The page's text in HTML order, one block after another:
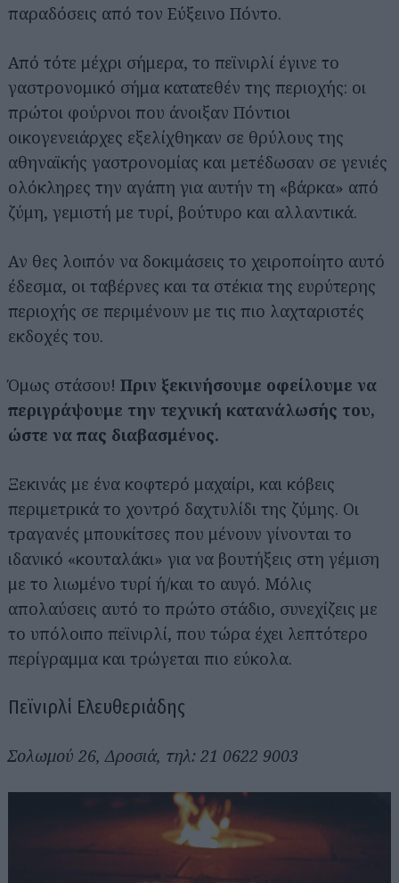
παραδόσεις από τον Εύξεινο Πόντο.
Από τότε μέχρι σήμερα, το πεϊνιρλί έγινε το
γαστρονομικό σήμα κατατεθέν της περιοχής: οι
πρώτοι φούρνοι που άνοιξαν Πόντιοι
οικογενειάρχες εξελίχθηκαν σε θρύλους της
αθηναϊκής γαστρονομίας και μετέδωσαν σε γενιές
ολόκληρες την αγάπη για αυτήν τη «βάρκα» από
ζύμη, γεμιστή με τυρί, βούτυρο και αλλαντικά.
Αν θες λοιπόν να δοκιμάσεις το χειροποίητο αυτό
έδεσμα, οι ταβέρνες και τα στέκια της ευρύτερης
περιοχής σε περιμένουν με τις πιο λαχταριστές
εκδοχές του.
Όμως στάσου! Πριν ξεκινήσουμε οφείλουμε να
περιγράψουμε την τεχνική κατανάλωσής του,
ώστε να πας διαβασμένος.
Ξεκινάς με ένα κοφτερό μαχαίρι, και κόβεις
περιμετρικά το χοντρό δαχτυλίδι της ζύμης. Οι
τραγανές μπουκίτσες που μένουν γίνονται το
ιδανικό «κουταλάκι» για να βουτήξεις στη γέμιση
με το λιωμένο τυρί ή/και το αυγό. Μόλις
απολαύσεις αυτό το πρώτο στάδιο, συνεχίζεις με
το υπόλοιπο πεϊνιρλί, που τώρα έχει λεπτότερο
περίγραμμα και τρώγεται πιο εύκολα.
Πεϊνιρλί Ελευθεριάδης
Σολωμού 26, Δροσιά, τηλ: 21 0622 9003